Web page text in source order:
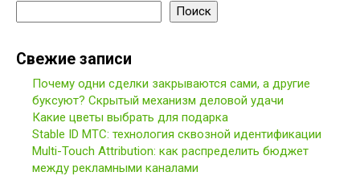
Поиск
Свежие записи
Почему одни сделки закрываются сами, а другие
буксуют? Скрытый механизм деловой удачи
Какие цветы выбрать для подарка
Stable ID МТС: технология сквозной идентификации
Multi-Touch Attribution: как распределить бюджет
между рекламными каналами